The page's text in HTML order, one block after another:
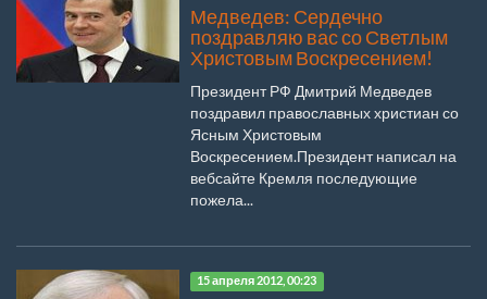
Медведев: Сердечно
поздравляю вас со Светлым
Христовым Воскресением!
Президент РФ Дмитрий Медведев
поздравил православных христиан со
Ясным Христовым
Воскресением.Президент написал на
вебсайте Кремля последующие
пожела...
15 апреля 2012, 00:23